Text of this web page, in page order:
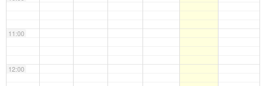
11:00
12:00